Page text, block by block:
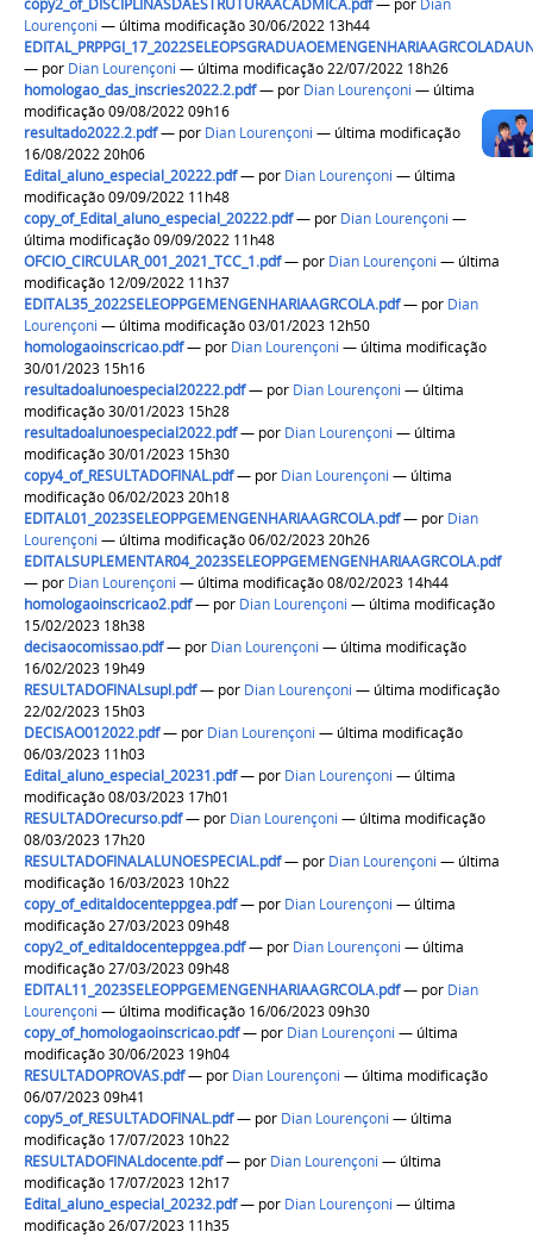
copy2_of_DISCIPLINASDAESTRUTURAACADMICA.pdf— por Dian
Lourençoni — última modificação 30/06/2022 13h44
— por Dian Lourençoni — última modificação 22/07/2022 18h26
homologao_das_inscries2022.2.pdf— por Dian Lourençoni — última
modificação 09/08/2022 09h16
resultado2022.2.pdf— por Dian Lourençoni — última modificação
16/08/2022 20h06
Edital_aluno_especial_20222.pdf— por Dian Lourençoni — última
modificação 09/09/2022 11h48
copy_of_Edital_aluno_especial_20222.pdf— por Dian Lourençoni —
última modificação 09/09/2022 11h48
OFCIO_CIRCULAR_001_2021_TCC_1.pdf— por Dian Lourençoni — última
modificação 12/09/2022 11h37
EDITAL35_2022SELEOPPGEMENGENHARIAAGRCOLA.pdf— por Dian
Lourençoni — última modificação 03/01/2023 12h50
homologaoinscricao.pdf— por Dian Lourençoni — última modificação
30/01/2023 15h16
resultadoalunoespecial20222.pdf— por Dian Lourençoni — última
modificação 30/01/2023 15h28
resultadoalunoespecial2022.pdf— por Dian Lourençoni — última
modificação 30/01/2023 15h30
copy4_of_RESULTADOFINAL.pdf— por Dian Lourençoni — última
modificação 06/02/2023 20h18
EDITAL01_2023SELEOPPGEMENGENHARIAAGRCOLA.pdf— por Dian
Lourençoni — última modificação 06/02/2023 20h26
EDITALSUPLEMENTAR04_2023SELEOPPGEMENGENHARIAAGRCOLA.pdf
— por Dian Lourençoni — última modificação 08/02/2023 14h44
homologaoinscricao2.pdf— por Dian Lourençoni — última modificação
15/02/2023 18h38
decisaocomissao.pdf— por Dian Lourençoni — última modificação
16/02/2023 19h49
RESULTADOFINALsupl.pdf— por Dian Lourençoni — última modificação
22/02/2023 15h03
DECISAO012022.pdf— por Dian Lourençoni — última modificação
06/03/2023 11h03
Edital_aluno_especial_20231.pdf— por Dian Lourençoni — última
modificação 08/03/2023 17h01
RESULTADOrecurso.pdf— por Dian Lourençoni — última modificação
08/03/2023 17h20
RESULTADOFINALALUNOESPECIAL.pdf— por Dian Lourençoni — última
modificação 16/03/2023 10h22
copy_of_editaldocenteppgea.pdf— por Dian Lourençoni — última
modificação 27/03/2023 09h48
copy2_of_editaldocenteppgea.pdf— por Dian Lourençoni — última
modificação 27/03/2023 09h48
EDITAL11_2023SELEOPPGEMENGENHARIAAGRCOLA.pdf— por Dian
Lourençoni — última modificação 16/06/2023 09h30
copy_of_homologaoinscricao.pdf— por Dian Lourençoni — última
modificação 30/06/2023 19h04
RESULTADOPROVAS.pdf— por Dian Lourençoni — última modificação
06/07/2023 09h41
copy5_of_RESULTADOFINAL.pdf— por Dian Lourençoni — última
modificação 17/07/2023 10h22
RESULTADOFINALdocente.pdf— por Dian Lourençoni — última
modificação 17/07/2023 12h17
Edital_aluno_especial_20232.pdf— por Dian Lourençoni — última
modificação 26/07/2023 11h35